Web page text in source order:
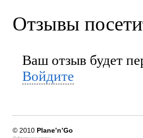
Отзывы
Ваш отзыв будет
Войдите
© 2010 Planе’n’Go